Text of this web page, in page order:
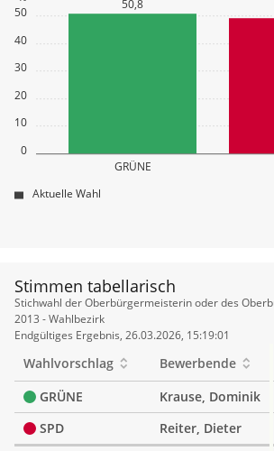
0
10
20
30
40
50
GRÜNE
50,8
Aktuelle Wahl
Stimmen tabellarisch
Stimmen
tabellarisch
Stichwahl der Oberbürgermeisterin oder des
2013 - Wahlbezirk
Endgültiges Ergebnis, 26.03.2026, 15:19:01
Wahlvorschlag Bewerbende
GRÜNE
Krause, Dominik
SPD
Reiter, Dieter